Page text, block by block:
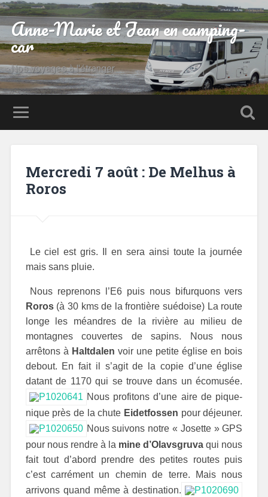
Anne-Marie et Jean en camping-
car
Nos voyages à l'étranger
Mercredi 7 août : De Melhus à
Roros
Le ciel est gris. Il en sera ainsi toute la journée
mais sans pluie.
Nous reprenons l’E6 puis nous bifurquons vers
Roros(à 30 kms de la frontière suédoise) La route
longe les méandres de la rivière au milieu de
montagnes couvertes de sapins. Nous nous
arrêtons à Haltdalen voir une petite église en bois
debout. En fait il s’agit de la copie d’une église
datant de 1170 qui se trouve dans un écomusée.
Nous profitons d’une aire de pique-
nique près de la chute Eidetfossen pour déjeuner.
Nous suivons notre « Josette » GPS
pour nous rendre à la mine d’Olavsgruva qui nous
fait tout d’abord prendre des petites routes puis
c’est carrément un chemin de terre. Mais nous
arrivons quand même à destination.